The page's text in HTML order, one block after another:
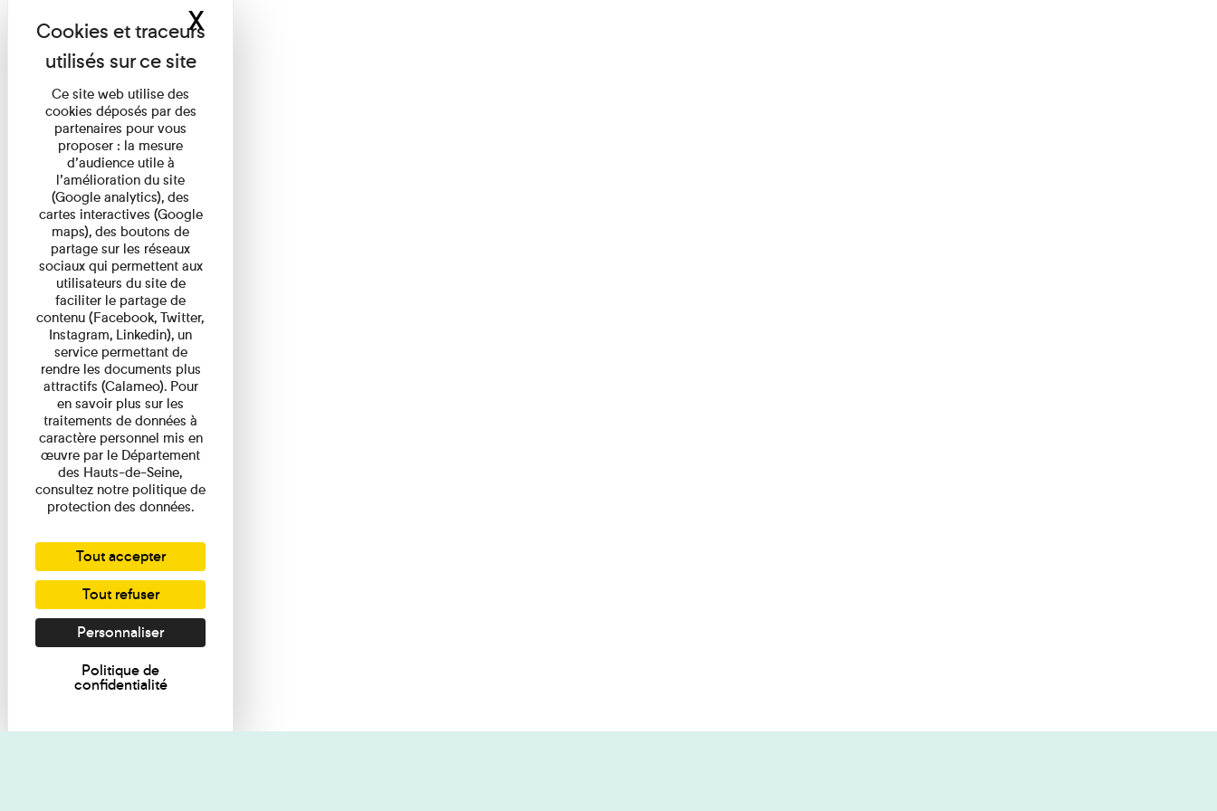
Ce site web utilise des
cookies déposés par des
partenaires pour vous
proposer : la mesure
d’audience utile à
l’amélioration du site
(Google analytics), des
cartes interactives (Google
maps), des boutons de
partage sur les réseaux
sociaux qui permettent aux
utilisateurs du site de
faciliter le partage de
contenu (Facebook, Twitter,
Instagram, Linkedin), un
service permettant de
rendre les documents plus
attractifs (Calameo). Pour
en savoir plus sur les
traitements de données à
caractère personnel mis en
œuvre par le Département
des Hauts-de-Seine,
consultez notre politique de
protection des données.
Tout accepter
Tout refuser
Personnaliser
Politique de
confidentialité
XMasquer le bandeau des cookies